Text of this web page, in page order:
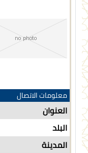
معلومات الاتصال
العنوان
البلد
المدينة